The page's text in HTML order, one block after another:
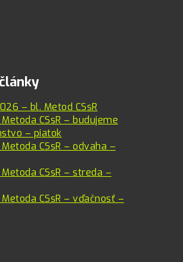
– bl. Metod CSsR
CSsR – budujeme
– piatok
CSsR – odvaha –
CSsR – streda –
CSsR – vďačnosť –